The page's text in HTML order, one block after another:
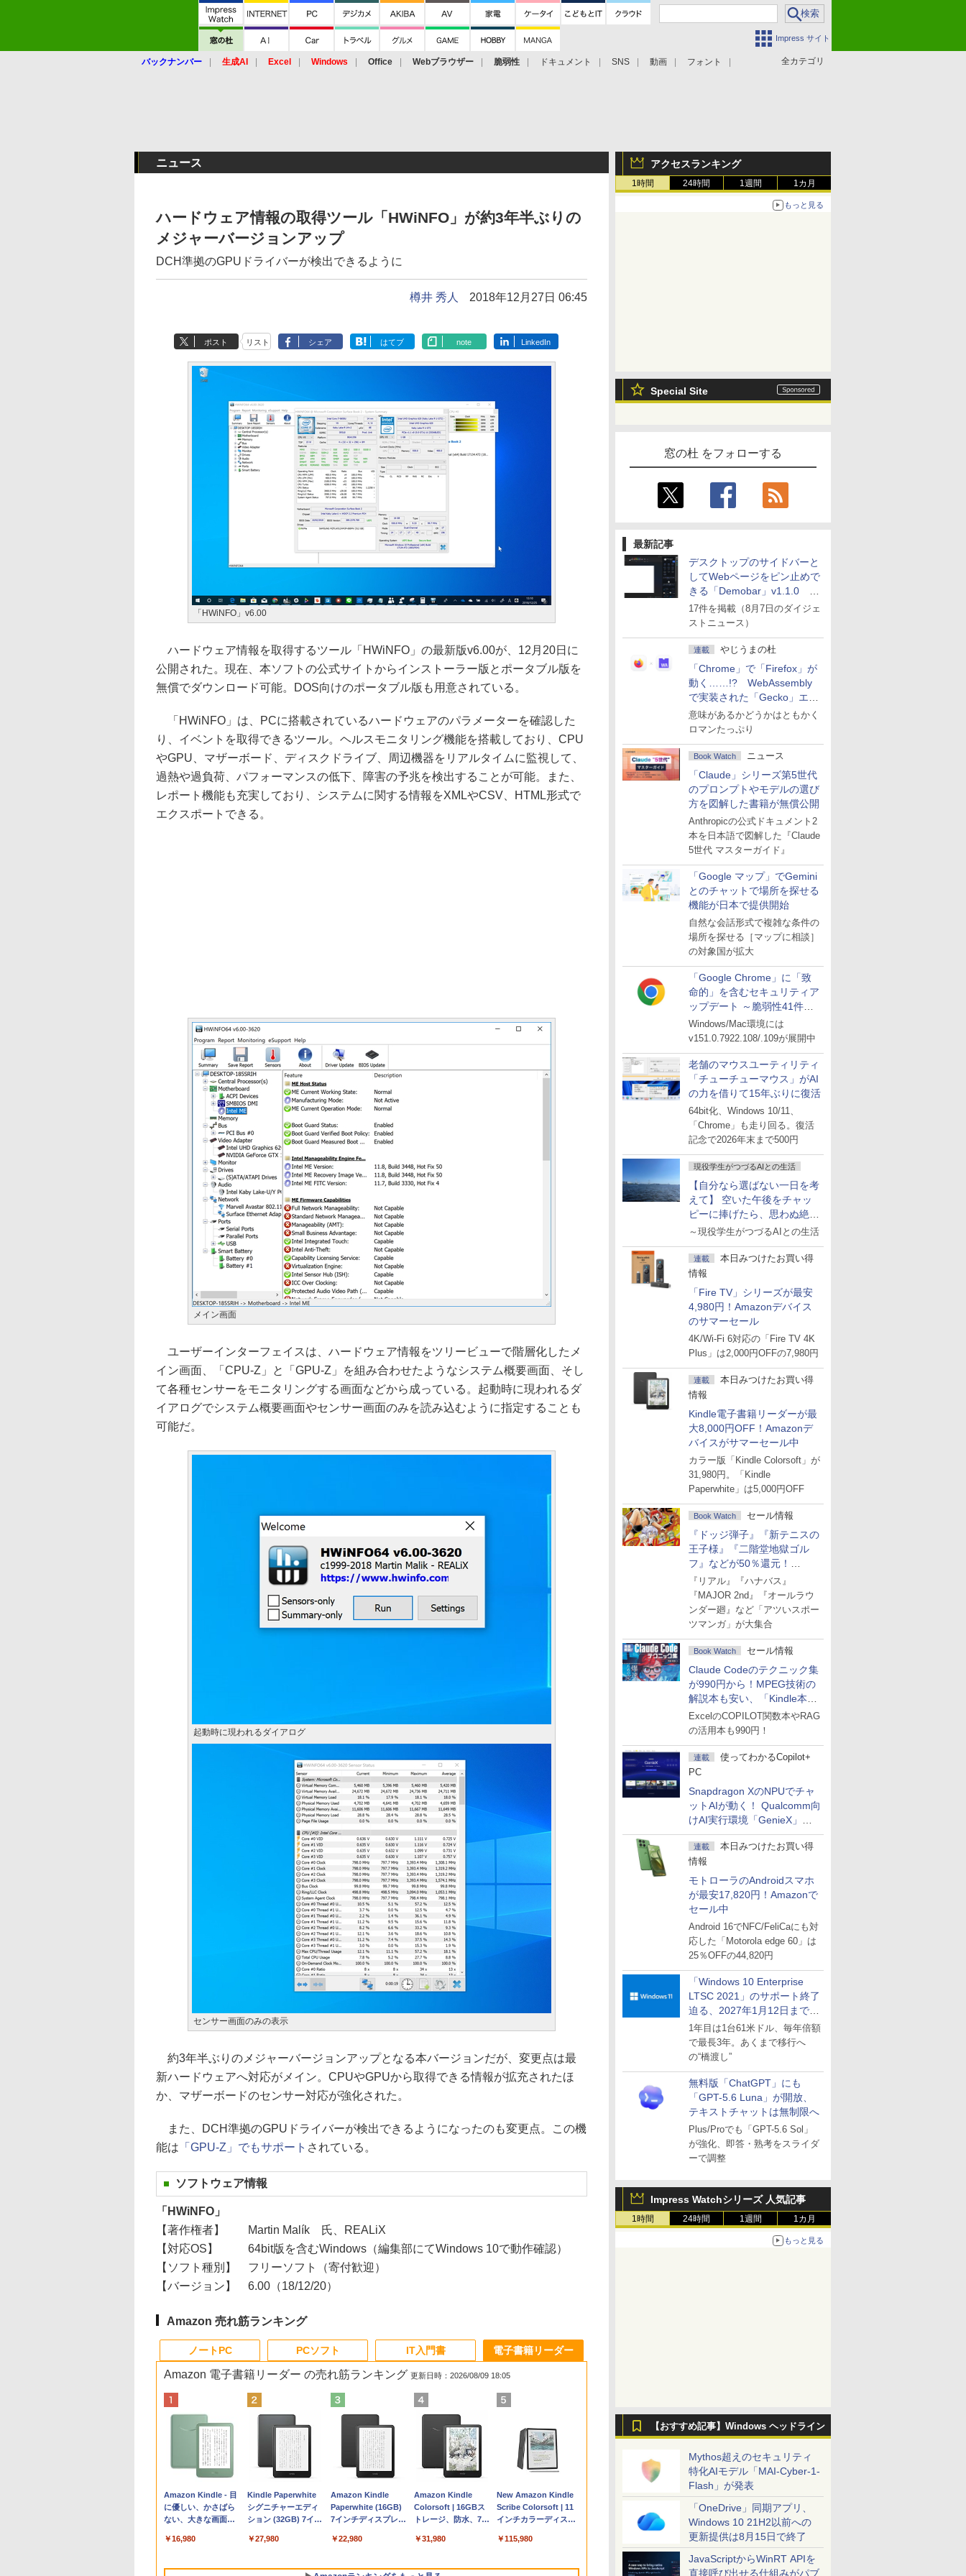
Impress サイト
全カテゴリ
バックナンバー 生成AI Excel Windows Office Webブラウザー 脆弱性 ドキュメント SNS 動画 フォント
アクセスランキング
1時間 24時間 1週間 1カ月
もっと見る
Special Site
窓の杜 をフォローする
最新記事
デスクトップのサイドバーと
してWebページをピン止めで
きる「Demobar」v1.1.0 ほ
か
17件を掲載（8月7日のダイジェ
ストニュース）
連載 やじうまの杜
「Chrome」で「Firefox」が
動く……!? WebAssembly
で実装された「Gecko」エン
ジン
意味があるかどうかはともかく
ロマンたっぷり
Book Watch ニュース
「Claude」シリーズ第5世代
のプロンプトやモデルの選び
方を図解した書籍が無償公開
Anthropicの公式ドキュメント2
本を日本語で図解した『Claude
5世代 マスターガイド』
「Google マップ」でGemini
とのチャットで場所を探せる
機能が日本で提供開始
自然な会話形式で複雑な条件の
場所を探せる［マップに相談］
の対象国が拡大
「Google Chrome」に「致
命的」を含むセキュリティア
ップデート ～脆弱性41件に
対処
Windows/Mac環境には
v151.0.7922.108/.109が展開中
老舗のマウスユーティリティ
「チューチューマウス」がAI
の力を借りて15年ぶりに復活
64bit化、Windows 10/11、
「Chrome」も走り回る。復活
記念で2026年末まで500円
現役学生がつづるAIとの生活
【自分なら選ばない一日を考
えて】 空いた午後をチャッ
ピーに捧げたら、思わぬ絶景
に出会った話
～現役学生がつづるAIとの生活
連載
本日みつけたお買い得
情報
「Fire TV」シリーズが最安
4,980円！Amazonデバイス
のサマーセール
4K/Wi-Fi 6対応の「Fire TV 4K
Plus」は2,000円OFFの7,980円
連載
本日みつけたお買い得
情報
Kindle電子書籍リーダーが最
大8,000円OFF！Amazonデ
バイスがサマーセール中
カラー版「Kindle Colorsoft」が
31,980円。「Kindle
Paperwhite」は5,000円OFF
Book Watch セール情報
『ドッジ弾子』『新テニスの
王子様』『二階堂地獄ゴル
フ』などが50％還元！
Amazonマンガ週末セール
『リアル』『ハナバス』
『MAJOR 2nd』『オールラウ
ンダー廻』など「アツいスポー
ツマンガ」が大集合
Book Watch セール情報
Claude Codeのテクニック集
が990円から！MPEG技術の
解説本も安い、「Kindle本サ
マーセール」第2弾開始！
ExcelのCOPILOT関数本やRAG
の活用本も990円！
連載
使ってわかるCopilot+
PC
Snapdragon XのNPUでチャ
ットAIが動く！ Qualcomm向
けAI実行環境「GenieX」を
試してみた
連載
本日みつけたお買い得
情報
モトローラのAndroidスマホ
が最安17,820円！Amazonで
セール中
Android 16でNFC/FeliCaにも対
応した「Motorola edge 60」は
25％OFFの44,820円
「Windows 10 Enterprise
LTSC 2021」のサポート終了
迫る、2027年1月12日まで
～ESUは9月1日から販売
1年目は1台61米ドル、毎年倍額
で最長3年。あくまで移行へ
の“橋渡し”
無料版「ChatGPT」にも
「GPT-5.6 Luna」が開放、
テキストチャットは無制限へ
Plus/Proでも「GPT-5.6 Sol」
が強化、即答・熟考をスライダ
ーで調整
Impress Watchシリーズ 人気記事
1時間 24時間 1週間 1カ月
もっと見る
【おすすめ記事】Windows ヘッドライン
Mythos超えのセキュリティ
特化AIモデル「MAI-Cyber-1-
Flash」が発表
「OneDrive」同期アプリ、
Windows 10 21H2以前への
更新提供は8月15日で終了
JavaScriptからWinRT APIを
直接呼び出せる仕組みがパブ
ニュース
ハードウェア情報の取得ツール「HWiNFO」が約3年半ぶりの
メジャーバージョンアップ
DCH準拠のGPUドライバーが検出できるように
樽井 秀人 2018年12月27日 06:45
ポスト リスト シェア はてブ note LinkedIn
「HWiNFO」v6.00
ハードウェア情報を取得するツール「HWiNFO」の最新版v6.00が、12月20日に
公開された。現在、本ソフトの公式サイトからインストーラー版とポータブル版を
無償でダウンロード可能。DOS向けのポータブル版も用意されている。
「HWiNFO」は、PCに搭載されているハードウェアのパラメーターを確認した
り、イベントを取得できるツール。ヘルスモニタリング機能を搭載しており、CPU
やGPU、マザーボード、ディスクドライブ、周辺機器をリアルタイムに監視して、
過熱や過負荷、パフォーマンスの低下、障害の予兆を検出することが可能。また、
レポート機能も充実しており、システムに関する情報をXMLやCSV、HTML形式で
エクスポートできる。
メイン画面
ユーザーインターフェイスは、ハードウェア情報をツリービューで階層化したメ
イン画面、「CPU-Z」と「GPU-Z」を組み合わせたようなシステム概要画面、そし
て各種センサーをモニタリングする画面などから成っている。起動時に現われるダ
イアログでシステム概要画面やセンサー画面のみを読み込むように指定することも
可能だ。
起動時に現われるダイアログ
センサー画面のみの表示
約3年半ぶりのメジャーバージョンアップとなる本バージョンだが、変更点は最
新ハードウェアへ対応がメイン。CPUやGPUから取得できる情報が拡充されたほ
か、マザーボードのセンサー対応が強化された。
また、DCH準拠のGPUドライバーが検出できるようになったのも変更点。この機
能は 「GPU-Z」でもサポート されている。
ソフトウェア情報
「HWiNFO」
【著作権者】
Martin Malík 氏、REALiX
【対応OS】
64bit版を含むWindows（編集部にてWindows 10で動作確認）
【ソフト種別】
フリーソフト（寄付歓迎）
【バージョン】
6.00（18/12/20）
Amazon 売れ筋ランキング
ノートPC
Apple 2026
MacBook Neo A18
Proチップ搭載13イ
AIとApple
設計、Liquid Retina
￥113,748
tomtoc 360°保護
15.6 16インチ パソコ
ンケース Dell NEC
dynabook Lenovo
￥2,952
Apple 2026
MacBook Air M5チ
ップ搭載13インチノ
Apple Intelligence、
Retinaディスプレ
￥278,800
【Amazon.co.jp限
定】 HP ノートパソ
コン 15-fd 15.6イン
512GB SSD インテ
￥129,800
FMV ノートパソコン
WE1-K3 (MS 365
Personal/Copilotキー
型/Core i5/16GB/SSD
FMVWK3E15W_AZ
￥139,880
PCソフト
Robloxギフトカード
- 800 Robux 【限定
バーチャルアイテム
ンゲームコード】 ロ
インコード版
￥1,300
Robloxギフトカード
- 1000 Robux 【限定
バーチャルアイテム
ンゲームコード】 ロ
ンコード版
￥1,600
Robloxギフトカード
- 2,000 Robux 【限
定バーチャルアイテ
インゲームコード】
ラインコード版
￥3,200
Microsoft Office
Home & Business
2024(最新 永続版)|オ
版|Windows11、
￥39,582
Windows版 |
Minecraft (マインクラ
フト): Java & Bedrock
ード版
￥3,600
IT入門書
生成AIパスポート公
式テキスト 第４版
￥1,766
1冊ですべて身につく
HTML & CSSとWeb
デザイン入門講座
￥1,292
ClaudeCode いちば
んやさしい 教科書:
非エンジニア 初心者
マニュアル AI副業に
もKindle出版にも！
￥99
AIイラスト表現辞典:
思い通りの絵を引き
出す プロンプトの言
ズ (はぴーイラスト
￥480
FM TOWNS ハイパ
ー・カタログ: 本体ハ
ードウェア・市販ソフ
トリストと最新エミュ
￥1,600
電子書籍リーダー
Amazon 電子書籍リーダー の売れ筋ランキング 更新日時：2026/08/09 18:05
Amazon Kindle - 目
に優しい、かさばら
ない、大きな画面で
続バッテリー、6イン
書籍リーダー、マッ
￥16,980
Kindle Paperwhite
シグニチャーエディ
ション (32GB) 7イン
るさ自動調整、色調
持続バッテリー、広
￥27,980
Amazon Kindle
Paperwhite (16GB)
7インチディスプレ
ト、12週間持続バッ
ブラック
￥22,980
Amazon Kindle
Colorsoft | 16GBス
トレージ、防水、7イ
レイ、色調調節ライ
ッテリー、広告無
￥31,980
New Amazon Kindle
Scribe Colorsoft | 11
インチカラーディスプ
ジ、ノート機能搭載、
調節ライト、プレミア
￥115,980